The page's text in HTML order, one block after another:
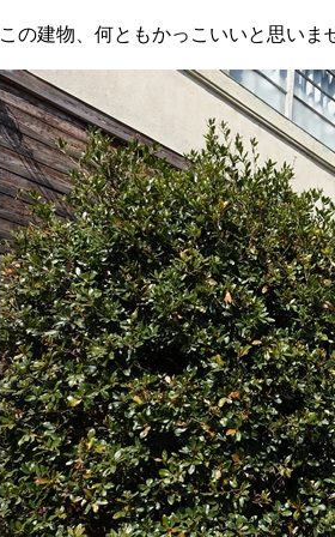
この建物、何ともかっこいいと思いま